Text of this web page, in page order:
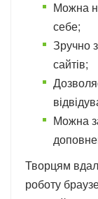
Можна
себе;
Зручно
сайтів;
Можна
Творцям
роботу